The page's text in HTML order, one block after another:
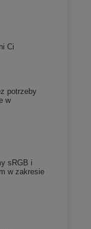
Ci
potrzeby
w
sRGB i
w zakresie